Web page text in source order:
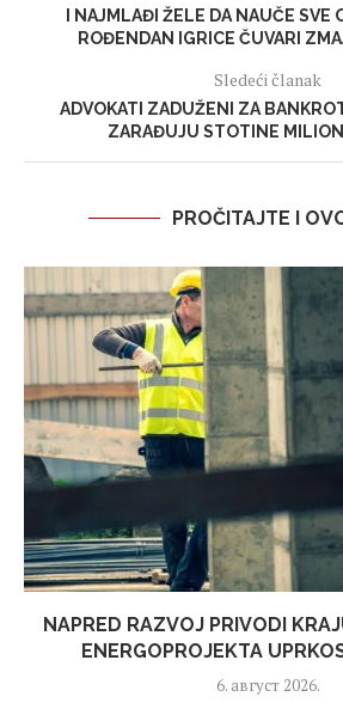
I NAJMLAĐI ŽELE DA NAUČE SVE
ROĐENDAN IGRICE ČUVARI
Sledeći članak
ADVOKATI ZADUŽENI ZA
ZARAĐUJU STOTINE
PROČITAJTE I
NAPRED RAZVOJ PRIVODI
ENERGOPROJEKTA
6. август 2026.